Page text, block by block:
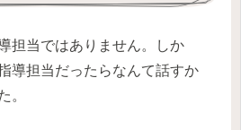
担当ではありません。しか
導担当だったらなんて話すか
。